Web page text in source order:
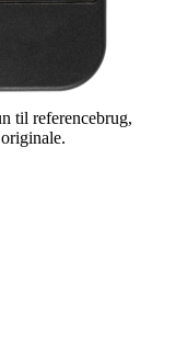
til referencebrug,